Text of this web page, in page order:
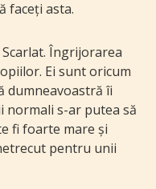
faceți asta.
Îngrijorarea
Ei sunt oricum
dumneavoastră îi
normali s-ar putea să
fi foarte mare și
pentru unii